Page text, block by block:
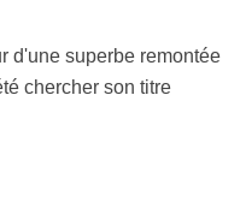
d'une superbe remontée
chercher son titre